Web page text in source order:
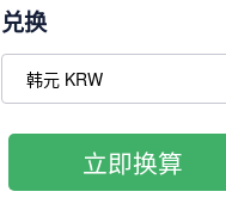
兑换
立即换算